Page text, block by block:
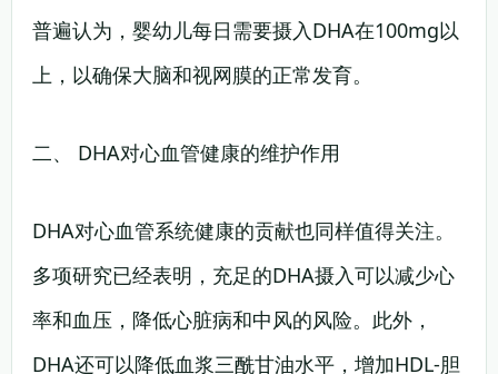
普遍认为，婴幼儿每日需要摄入DHA在100mg以
上，以确保大脑和视网膜的正常发育。
二、 DHA对心血管健康的维护作用
DHA对心血管系统健康的贡献也同样值得关注。
多项研究已经表明，充足的DHA摄入可以减少心
率和血压，降低心脏病和中风的风险。此外，
DHA还可以降低血浆三酰甘油水平，增加HDL-胆